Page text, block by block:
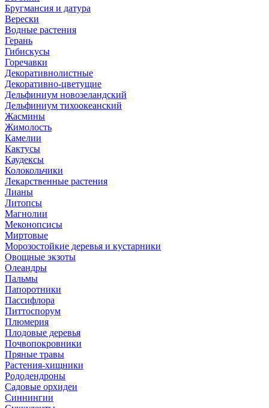
Бругмансия и датура
Верески
Водные растения
Герань
Гибискусы
Горечавки
Декоративнолистные
Декоративно-цветущие
Дельфиниум новозеландский
Дельфиниум тихоокеанский
Жасмины
Жимолость
Камелии
Кактусы
Каудексы
Колокольчики
Лекарственные растения
Лианы
Литопсы
Магнолии
Меконопсисы
Миртовые
Морозостойкие деревья и кустарники
Овощные экзоты
Олеандры
Пальмы
Папоротники
Пассифлора
Питтоспорум
Плюмерия
Плодовые деревья
Почвопокровники
Пряные травы
Растения-хищники
Рододендроны
Садовые орхидеи
Синнингии